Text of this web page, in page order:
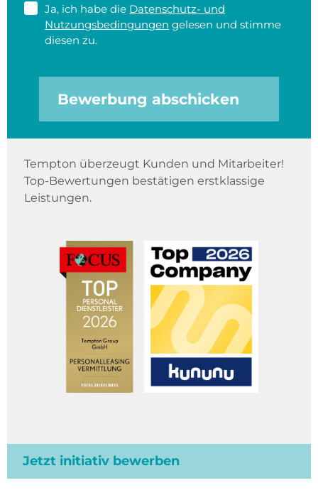
Ja, ich habe die Datenschutz- und
Nutzungsbedingungen gelesen und stimme
diesen zu.
Bewerbung abschicken
Tempton überzeugt Kunden und Mitarbeiter!
Top-Bewertungen bestätigen erstklassige
Leistungen.
Jetzt initiativ bewerben